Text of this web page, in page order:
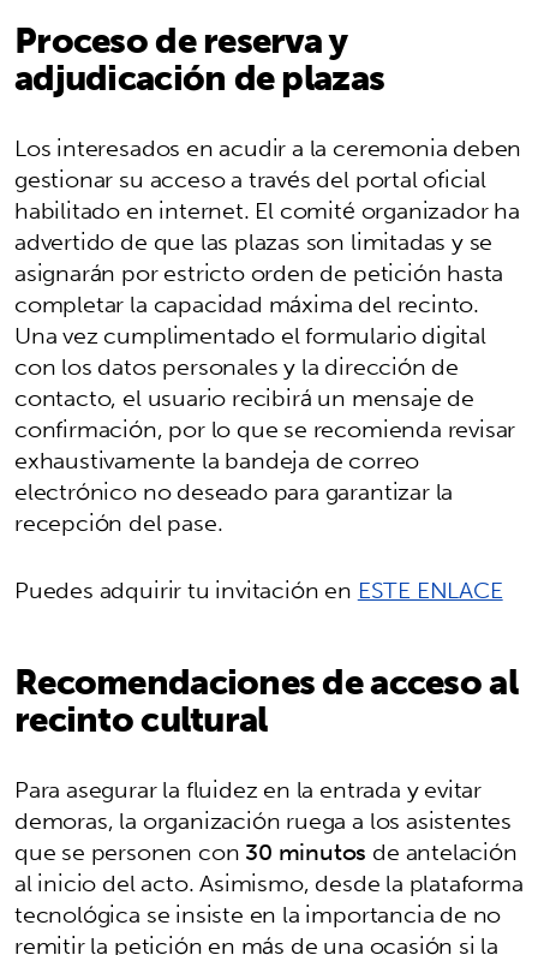
Proceso de reserva y
adjudicación de plazas
Los interesados en acudir a la ceremonia deben
gestionar su acceso a través del portal oficial
habilitado en internet. El comité organizador ha
advertido de que las plazas son limitadas y se
asignarán por estricto orden de petición hasta
completar la capacidad máxima del recinto.
Una vez cumplimentado el formulario digital
con los datos personales y la dirección de
contacto, el usuario recibirá un mensaje de
confirmación, por lo que se recomienda revisar
exhaustivamente la bandeja de correo
electrónico no deseado para garantizar la
recepción del pase.
Puedes adquirir tu invitación enESTE ENLACE
Recomendaciones de acceso al
recinto cultural
Para asegurar la fluidez en la entrada y evitar
demoras, la organización ruega a los asistentes
que se personen con30 minutos de antelación
al inicio del acto. Asimismo, desde la plataforma
tecnológica se insiste en la importancia de no
remitir la petición en más de una ocasión si la